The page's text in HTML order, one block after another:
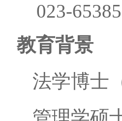
023-
教育背景
法学博士